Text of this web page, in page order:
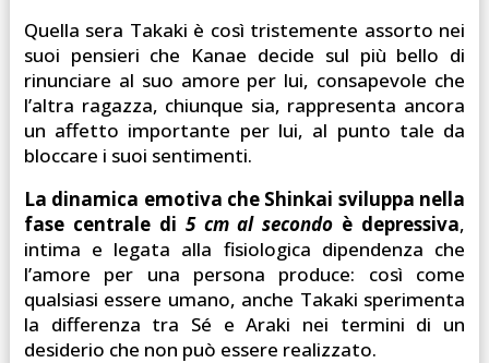
Quella sera Takaki è così tristemente assorto nei
suoi pensieri che Kanae decide sul più bello di
rinunciare al suo amore per lui, consapevole che
l’altra ragazza, chiunque sia, rappresenta ancora
un affetto importante per lui, al punto tale da
bloccare i suoi sentimenti.
La dinamica emotiva che Shinkai sviluppa nella
fase centrale di 5 cm al secondo è depressiva,
intima e legata alla fisiologica dipendenza che
l’amore per una persona produce: così come
qualsiasi essere umano, anche Takaki sperimenta
la differenza tra Sé e Araki nei termini di un
desiderio che non può essere realizzato.